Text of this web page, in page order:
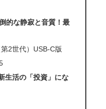
的な静寂と音質！最
2世代）USB-C版
生活の「投資」にな